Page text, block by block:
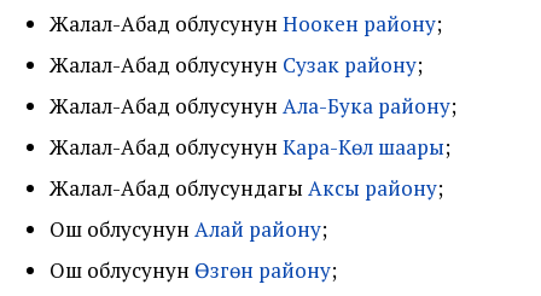
Жалал-Абад облусунун Ноокен району;
Жалал-Абад облусунун Сузак району;
Жалал-Абад облусунун Ала-Бука району;
Жалал-Абад облусунун Кара-Көл шаары;
Жалал-Абад облусундагы Аксы району;
Ош облусунун Алай району;
Ош облусунун Өзгөн району;